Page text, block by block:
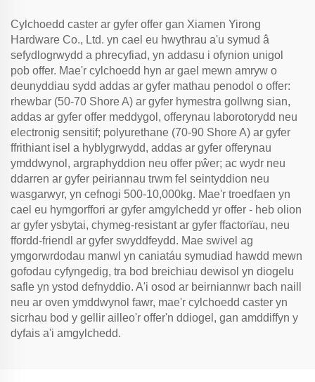
Cylchoedd caster ar gyfer offer gan Xiamen Yirong
Hardware Co., Ltd. yn cael eu hwythrau a'u symud â
sefydlogrwydd a phrecyfiad, yn addasu i ofynion unigol
pob offer. Mae'r cylchoedd hyn ar gael mewn amryw o
deunyddiau sydd addas ar gyfer mathau penodol o offer:
rhewbar (50-70 Shore A) ar gyfer hymestra gollwng sian,
addas ar gyfer offer meddygol, offerynau laborotorydd neu
electronig sensitif; polyurethane (70-90 Shore A) ar gyfer
ffrithiant isel a hyblygrwydd, addas ar gyfer offerynau
ymddwynol, argraphyddion neu offer pŵer; ac wydr neu
ddarren ar gyfer peiriannau trwm fel seintyddion neu
wasgarwyr, yn cefnogi 500-10,000kg. Mae'r troedfaen yn
cael eu hymgorffori ar gyfer amgylchedd yr offer - heb olion
ar gyfer ysbytai, chymeg-resistant ar gyfer ffactorïau, neu
ffordd-friendl ar gyfer swyddfeydd. Mae swivel ag
ymgorwrdodau manwl yn caniatáu symudiad hawdd mewn
gofodau cyfyngedig, tra bod breichiau dewisol yn diogelu
safle yn ystod defnyddio. A'i osod ar beirniannwr bach naill
neu ar oven ymddwynol fawr, mae'r cylchoedd caster yn
sicrhau bod y gellir ailleo'r offer'n ddiogel, gan amddiffyn y
dyfais a'i amgylchedd.